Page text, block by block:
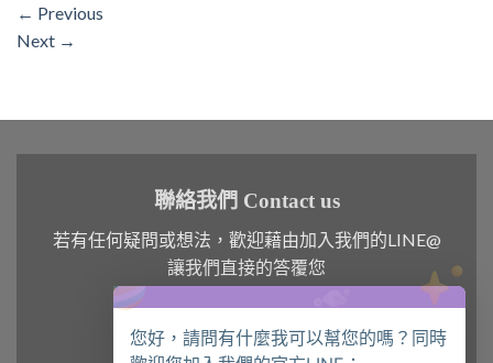
← Previous
Next →
聯絡我們 Contact us
若有任何疑問或想法，歡迎藉由加入我們的LINE@
讓我們直接的答覆您
您好，請問有什麼我可以幫您的嗎？同時